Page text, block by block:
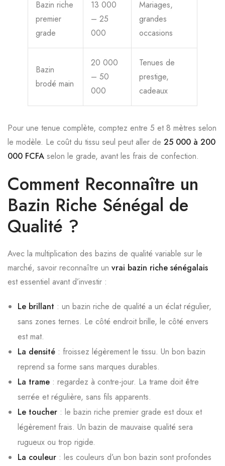
Bazin riche
premier
grade
13 000
– 25
000
Mariages,
grandes
occasions
Bazin
brodé main
20 000
– 50
000
Tenues de
prestige,
cadeaux
Pour une tenue complète, comptez entre 5 et 8 mètres selon
le modèle. Le coût du tissu seul peut aller de 25 000 à 200
000 FCFA selon le grade, avant les frais de confection.
Comment Reconnaître un
Bazin Riche Sénégal de
Qualité ?
Avec la multiplication des bazins de qualité variable sur le
marché, savoir reconnaître un vrai bazin riche sénégalais
est essentiel avant d’investir :
Le brillant : un bazin riche de qualité a un éclat régulier,
sans zones ternes. Le côté endroit brille, le côté envers
est mat.
La densité : froissez légèrement le tissu. Un bon bazin
reprend sa forme sans marques durables.
La trame : regardez à contre-jour. La trame doit être
serrée et régulière, sans fils apparents.
Le toucher : le bazin riche premier grade est doux et
légèrement frais. Un bazin de mauvaise qualité sera
rugueux ou trop rigide.
La couleur : les couleurs d’un bon bazin sont profondes